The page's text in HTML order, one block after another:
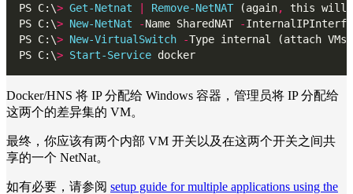
PS C:\> Get-Netnat | Remove-NetNAT (again,
this will
PS C:\> New-NetNat -Name SharedNAT -
PS C:\> New-VirtualSwitch -Type internal (attach VMs
PS C:\> Start-Service docker
Docker/HNS 将 IP 分配给 Windows 容器，管理员将 IP 分配给
这两个的差异集的 VM。
最终，你应该有两个内部 VM 开关以及在这两个开关之间共
享的一个 NetNat。
如有必要，请参阅 setup guide for multiple applications using the